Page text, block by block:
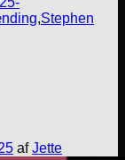
,Stephen
afJette